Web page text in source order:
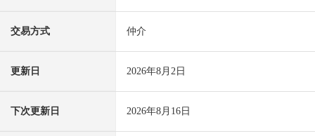
交易方式 仲介
更新日 2026年8月2日
下次更新日 2026年8月16日